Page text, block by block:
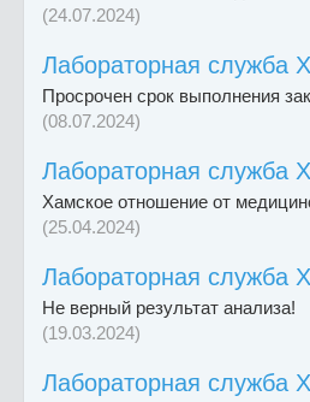
(24.07.2024)
Лабораторная служба
Просрочен срок выполнения
(08.07.2024)
Лабораторная служба
Хамское отношение от
(25.04.2024)
Лабораторная служба
Не верный результат анализа!
(19.03.2024)
Лабораторная служба